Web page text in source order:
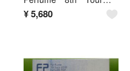
¥ 5,680